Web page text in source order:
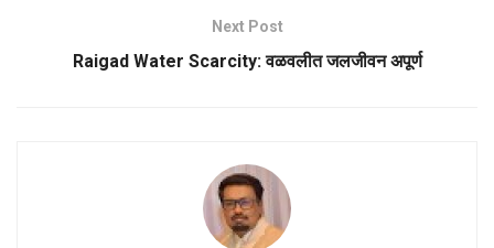
Next Post
Raigad Water Scarcity: वळवलीत जलजीवन अपूर्ण